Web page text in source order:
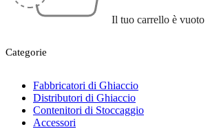
Il tuo carrello è vuoto
Categorie
Fabbricatori di Ghiaccio
Distributori di Ghiaccio
Contenitori di Stoccaggio
Accessori